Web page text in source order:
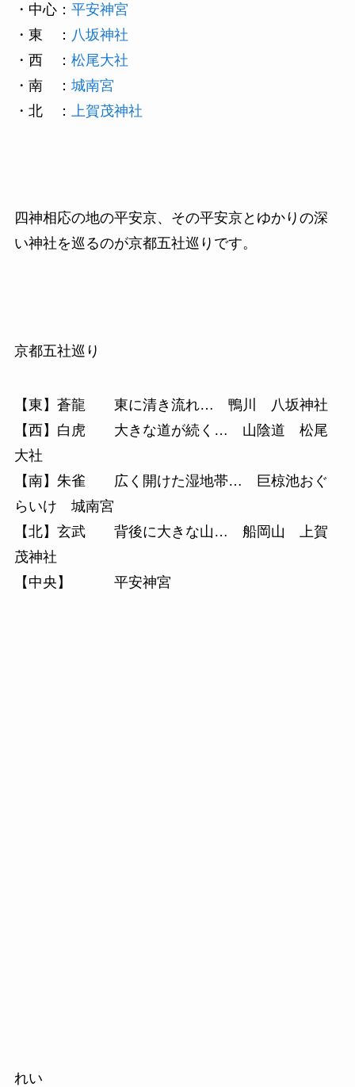
・中心： 平安神宮
・東 ： 八坂神社
・西 ： 松尾大社
・南 ： 城南宮
・北 ：
上賀茂神社
四神相応の地の平安京、その平安京とゆかりの深
い神社を巡るのが京都五社巡りです。
京都五社巡り
【東】蒼龍 東に清き流れ… 鴨川 八坂神社
【西】白虎 大きな道が続く… 山陰道 松尾
大社
【南】朱雀 広く開けた湿地帯… 巨椋池おぐ
らいけ 城南宮
【北】玄武 背後に大きな山… 船岡山 上賀
茂神社
【中央】 平安神宮
れい